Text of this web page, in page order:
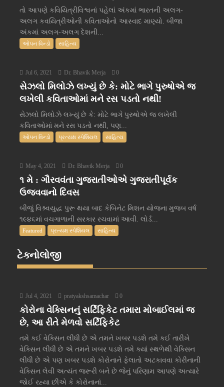
તો આપણે કવિયિત્રીવિશ્વનાં પહેલાં અંકમાં ભારતની અલગ-
અલગ કવયિત્રીઓની કવિતાઓનો આસ્વાદ માણ્યો. બીજા
અંકમાં અલગ-અલગ દેશની...
ઓપન વિન્ડો સાહિત્ય
Jul 6, 2021 Dr. Bhavik Merja 0
સેઝલો મિલોઝે લખ્યું છે કે: મોટે ભાગે પુરુષોએ જ
લખેલી કવિતાઓમાં મને રસ પડતો નથી!
સેઝલો મિલોઝે લખ્યું છે કે: મોટે ભાગે પુરુષોએ જ લખેલી
કવિતાઓમાં મને રસ પડતો નથી, પણ...
ઓપન વિન્ડો પ્રત્યક્ષ સ્પેશિયલ સાહિત્ય
May 4, 2021 Dr. Bhavik Merja 0
૧ મે : ગૌરવવંતા ગુજરાતીઓએ ગુજરાતીપૂર્વક
ઉજવવાનો દિવસ
બીજું વિશ્ર્વયુદ્ધ પુરૂ થયા બાદ કેબિનેટ મિશન યોજના મુજબ વર્ષ
૧૯૪૬માં વચગાળાની સરકાર રચવામાં આવી. લોર્ડ...
Featured પ્રત્યક્ષ સ્પેશિયલ સાહિત્ય
ટેક્નોલોજી
Jul 4, 2021 pratyakshsamachar 0
કોરોના વેક્સિનનું સર્ટિફિકેટ તમારા મોબાઈલમાં જ
છે, આ રીતે મેળવો સર્ટિફિકેટ
તમે કઈ વેક્સિન લીધી છે એ તમને ખબર પડશે તમે કઈ તારીખે
વેક્સિન લીધી છે એ તમને ખબર પડશે તમે ક્યાં સ્થળેથી વેક્સિન
લીધી છે એ પણ ખબર પડશે કોરોનાને ફેલાતો અટકાવવા કોરીનાની
વેક્સિન લેવી અત્યંત જરૂરી બને છે જેનું પરિણામ આપણે અત્યારે
જોઈ રહ્યા છીએ કે કોરોનાનાં...